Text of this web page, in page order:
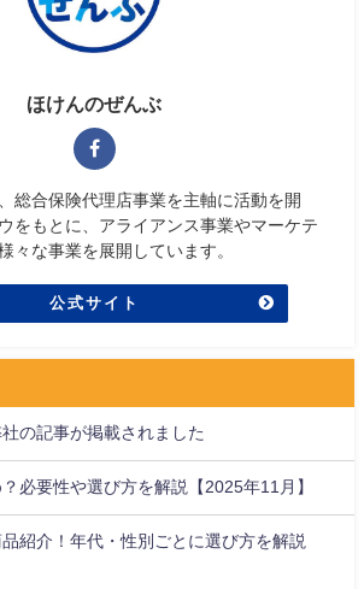
ほけんのぜんぶ
総合保険代理店事業を主軸に活動を開
をもとに、アライアンス事業やマーケテ
々な事業を展開しています。
公式サイト
社の記事が掲載されました
必要性や選び方を解説【2025年11月】
紹介！年代・性別ごとに選び方を解説